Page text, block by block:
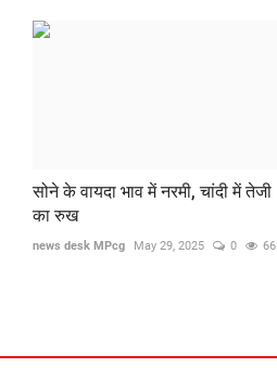
सोने के वायदा भाव में नरमी, चांदी में तेजी
का रुख
news desk MPcg May 29, 2025 0 66